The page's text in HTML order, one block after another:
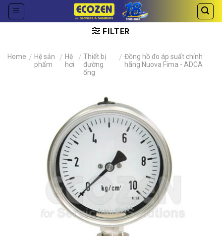
Skip
FILTER
Home / Hệ sản
phẩm
/ Hệ
hơi
/ Thiết bị
đường
ống
/ Đồng hồ đo áp suất chính
hãng Nuova Fima - ADCA